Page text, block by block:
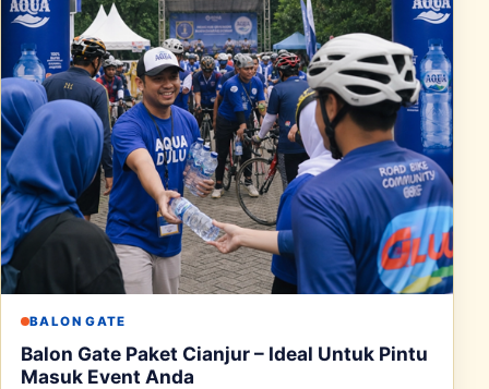
BALON GATE
Balon Gate Paket Cianjur – Ideal Untuk Pintu
Masuk Event Anda